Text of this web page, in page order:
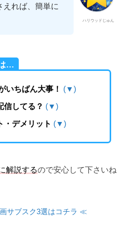
ハリウッドじゅん
えれば、簡単に
…
いちばん大事！ (▼)
信してる？ (▼)
・デメリット (▼)
解説するので安心して下さいね
サブスク3選はコチラ ≪